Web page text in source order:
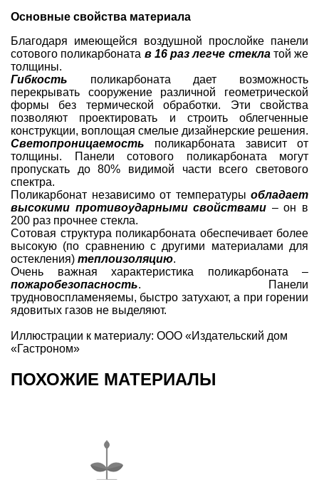
Основные свойства материала
Благодаря имеющейся воздушной прослойке панели
сотового поликарбоната в 16 раз легче стеклатой же
толщины.
Гибкость поликарбоната дает возможность
перекрывать сооружение различной геометрической
формы без термической обработки. Эти свойства
позволяют проектировать и строить облегченные
конструкции, воплощая смелые дизайнерские решения.
Светопроницаемость поликарбоната зависит от
толщины. Панели сотового поликарбоната могут
пропускать до 80% видимой части всего светового
спектра.
Поликарбонат независимо от температуры обладает
высокими противоударными свойствами – он в
200 раз прочнее стекла.
Сотовая структура поликарбоната обеспечивает более
высокую (по сравнению с другими материалами для
остекления) теплоизоляцию.
Очень важная характеристика поликарбоната –
пожаробезопасность. Панели
трудновоспламеняемы, быстро затухают, а при горении
ядовитых газов не выделяют.
Иллюстрации к материалу: ООО «Издательский дом
«Гастроном»
ПОХОЖИЕ МАТЕРИАЛЫ